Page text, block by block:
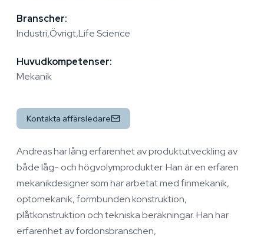
Branscher:
IndustriÖvrigtLife Science
Huvudkompetenser:
Mekanik
Kontakta affärsledare
Andreas har lång erfarenhet av produktutveckling av
både låg- och högvolymprodukter. Han är en erfaren
mekanikdesigner som har arbetat med finmekanik,
optomekanik, formbunden konstruktion,
plåtkonstruktion och tekniska beräkningar. Han har
erfarenhet av fordonsbranschen,